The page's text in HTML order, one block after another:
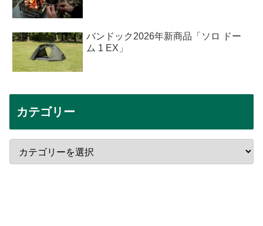
バンドック2026年新商品「ソロ ドー
ム 1 EX」
カテゴリー